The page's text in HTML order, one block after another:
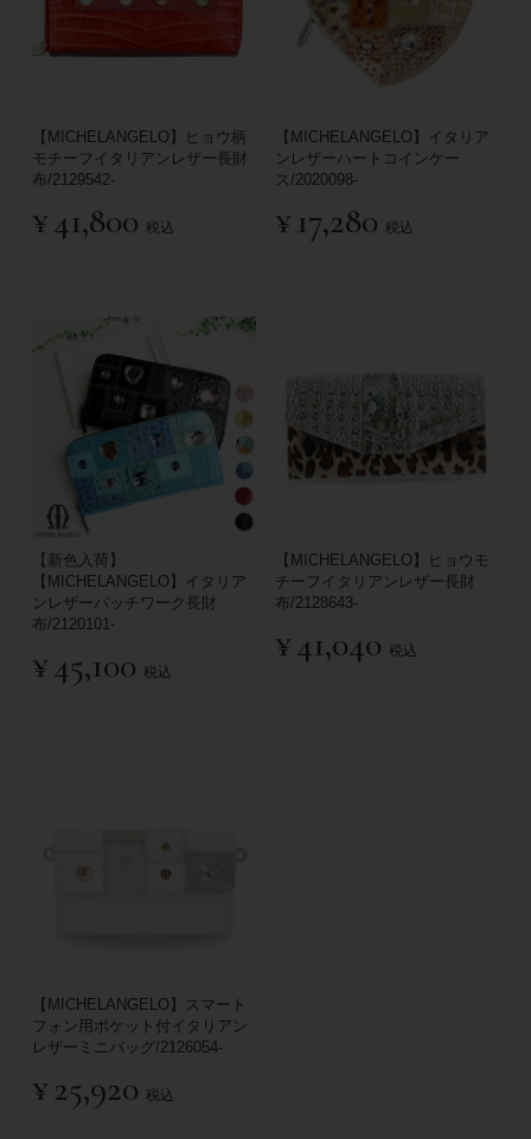
【MICHELANGELO】ヒョウ柄
モチーフイタリアンレザー長財
布/2129542-
¥41,800 税込
【MICHELANGELO】イタリア
ンレザーハートコインケー
ス/2020098-
¥ 17,280 税込
【新色入荷】
【MICHELANGELO】イタリア
ンレザーパッチワーク長財
布/2120101-
¥45,100 税込
【MICHELANGELO】ヒョウモ
チーフイタリアンレザー長財
布/2128643-
¥41,040 税込
【MICHELANGELO】スマート
フォン用ポケット付イタリアン
レザーミニバッグ/2126054-
¥25,920 税込